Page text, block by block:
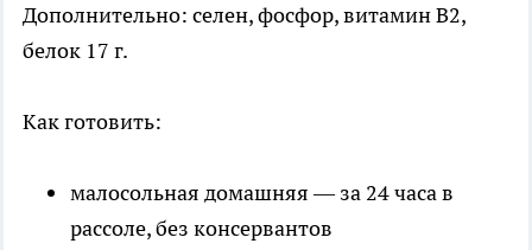
Дополнительно: селен, фосфор, витамин B2,
белок 17 г.
Как готовить:
малосольная домашняя — за 24 часа в
рассоле, без консервантов